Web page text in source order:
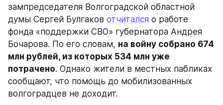
зампредседателя Волгоградской областной
думы Сергей Булгаков отчитался о работе
фонда «поддержки СВО» губернатора Андрея
Бочарова. По его словам, на войну собрано 674
млн рублей, из которых 534 млн уже
потрачено. Однако жители в местных пабликах
сообщают, что помощь до мобилизованных
волгоградцев не доходит.